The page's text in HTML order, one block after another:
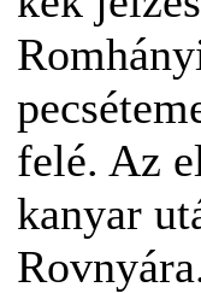
felé. Az
kanyar